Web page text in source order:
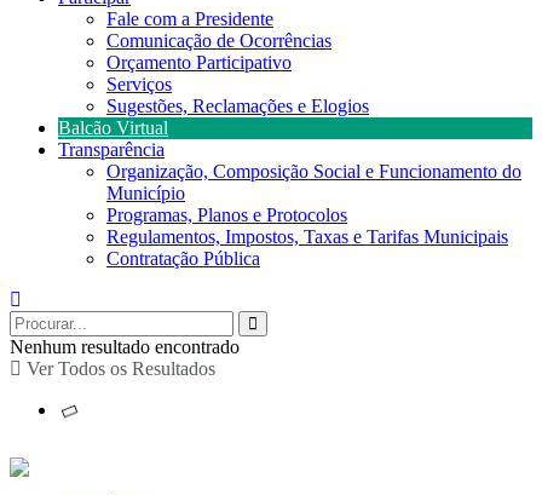
Fale com a Presidente
Comunicação de Ocorrências
Orçamento Participativo
Serviços
Sugestões, Reclamações e Elogios
Balcão Virtual
Transparência
Organização, Composição Social e Funcionamento do
Município
Programas, Planos e Protocolos
Regulamentos, Impostos, Taxas e Tarifas Municipais
Contratação Pública
Nenhum resultado encontrado
Ver Todos os Resultados